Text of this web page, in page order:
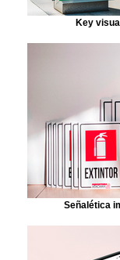
Key
Señalética